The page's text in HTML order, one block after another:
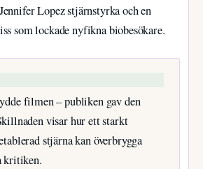
Lopez stjärnstyrka och en
som lockade nyfikna biobesökare.
filmen – publiken gav den
visar hur ett starkt
stjärna kan överbrygga
kritiken.